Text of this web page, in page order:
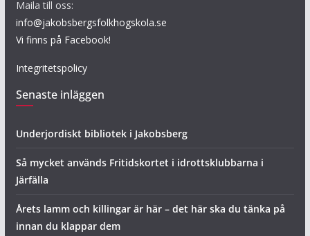
Maila till oss:
info@jakobsbergsfolkhogskola.se
Vi finns på Facebook!
Integritetspolicy
Senaste inläggen
Underjordiskt bibliotek i Jakobsberg
Så mycket används Fritidskortet i idrottsklubbarna i
Järfälla
Årets lamm och killingar är här – det här ska du tänka på
innan du klappar dem